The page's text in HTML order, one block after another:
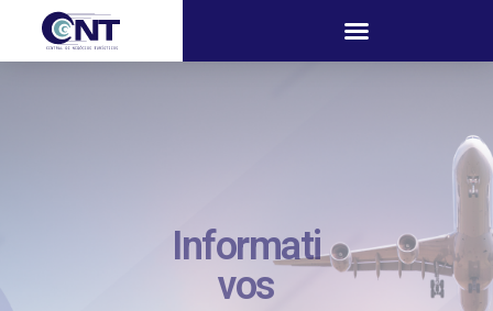
Informati
vos